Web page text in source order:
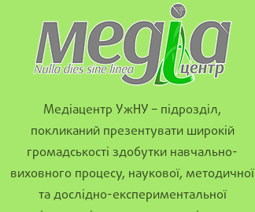
Медіацентр УжНУ – підрозділ,
покликаний презентувати широкій
громадськості здобутки навчально-
виховного процесу, наукової, методичної
та дослідно-експериментальної